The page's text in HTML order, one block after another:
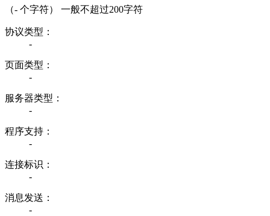
（- 个字符） 一般不超过200字符
协议类型：
-
页面类型：
-
服务器类型：
-
程序支持：
-
连接标识：
-
消息发送：
-